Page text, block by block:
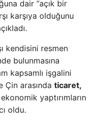
dair “açık bir
karşıya olduğunu
kendisini resmen
bulunmasına
kapsamlı işgalini
Çin arasında ticaret,
yaptırımların
oldu.